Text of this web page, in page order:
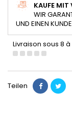
KAUFE MIT
WIR
UND EINEN
Livraison sous 8 à
Teilen